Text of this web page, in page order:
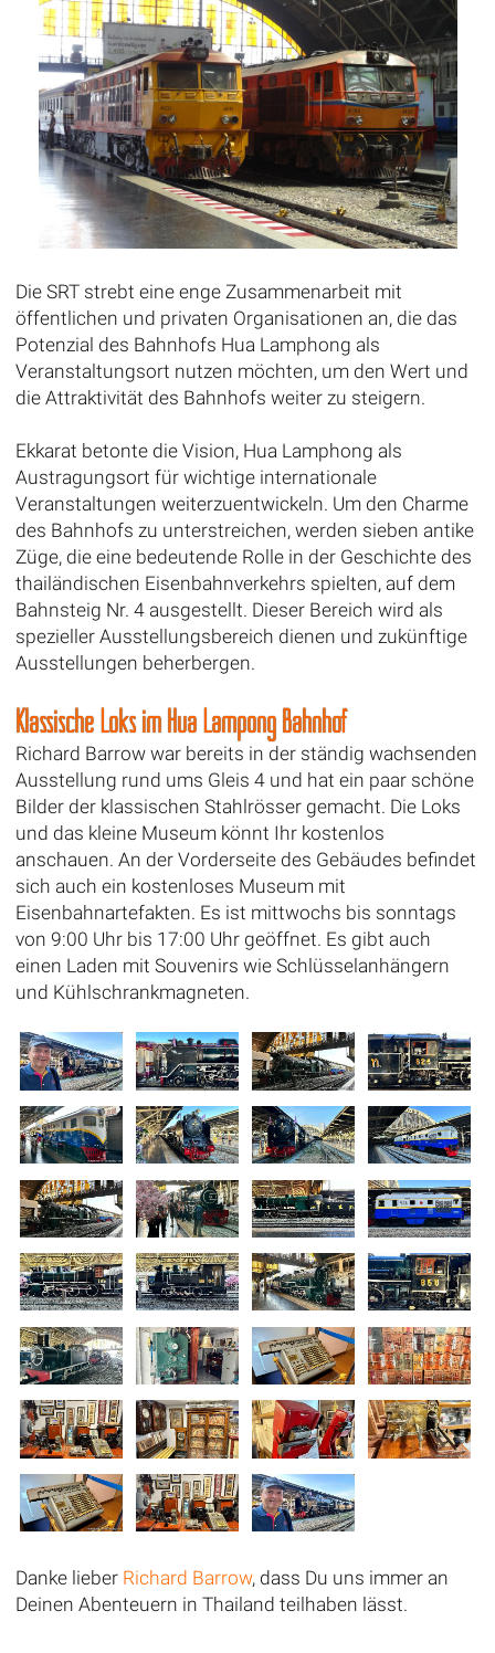
Die SRT strebt eine enge Zusammenarbeit mit
öffentlichen und privaten Organisationen an, die das
Potenzial des Bahnhofs Hua Lamphong als
Veranstaltungsort nutzen möchten, um den Wert und
die Attraktivität des Bahnhofs weiter zu steigern.
Ekkarat betonte die Vision, Hua Lamphong als
Austragungsort für wichtige internationale
Veranstaltungen weiterzuentwickeln. Um den Charme
des Bahnhofs zu unterstreichen, werden sieben antike
Züge, die eine bedeutende Rolle in der Geschichte des
thailändischen Eisenbahnverkehrs spielten, auf dem
Bahnsteig Nr. 4 ausgestellt. Dieser Bereich wird als
spezieller Ausstellungsbereich dienen und zukünftige
Ausstellungen beherbergen.
Klassische Loks im Hua Lampong Bahnhof
Richard Barrow war bereits in der ständig wachsenden
Ausstellung rund ums Gleis 4 und hat ein paar schöne
Bilder der klassischen Stahlrösser gemacht. Die Loks
und das kleine Museum könnt Ihr kostenlos
anschauen. An der Vorderseite des Gebäudes befindet
sich auch ein kostenloses Museum mit
Eisenbahnartefakten. Es ist mittwochs bis sonntags
von 9:00 Uhr bis 17:00 Uhr geöffnet. Es gibt auch
einen Laden mit Souvenirs wie Schlüsselanhängern
und Kühlschrankmagneten.
Danke lieber Richard Barrow, dass Du uns immer an
Deinen Abenteuern in Thailand teilhaben lässt.